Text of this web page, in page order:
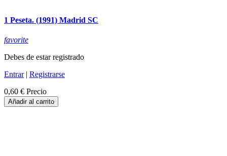
1 Peseta. (1991) Madrid SC
favorite
Debes de estar registrado
Entrar| Registrarse
0,60 € Precio
Añadir al carrito